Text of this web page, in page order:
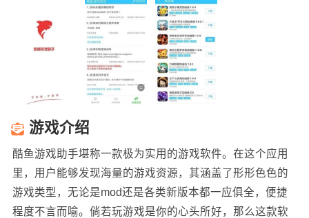
游戏介绍
酷鱼游戏助手堪称一款极为实用的游戏软件。在这个应用
里，用户能够发现海量的游戏资源，其涵盖了形形色色的
游戏类型，无论是mod还是各类新版本都一应俱全，便捷
程度不言而喻。倘若玩游戏是你的心头所好，那么这款软